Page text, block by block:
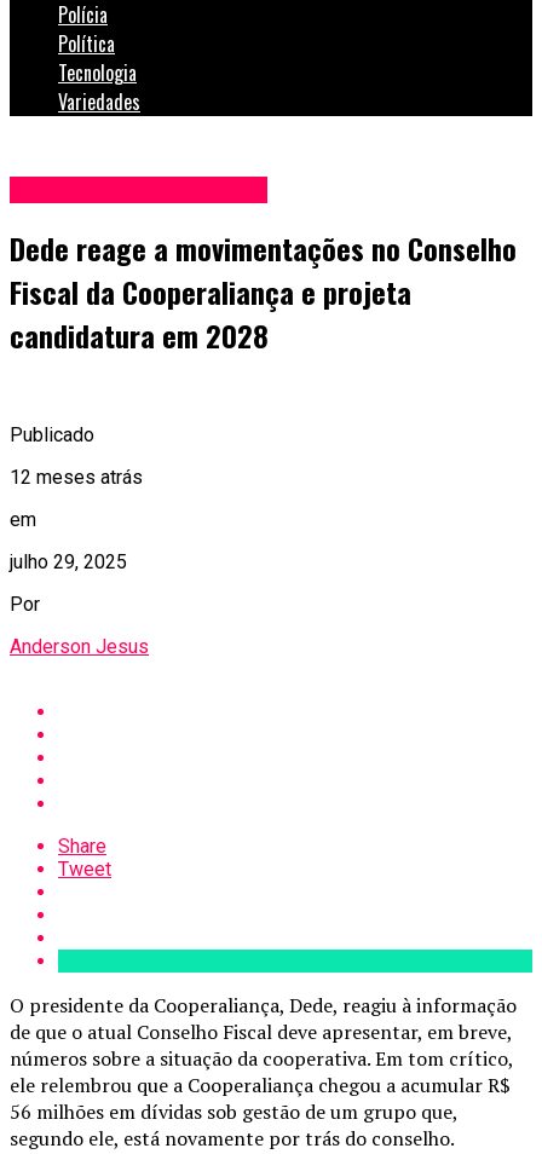
Polícia
Política
Tecnologia
Variedades
Dede reage a movimentações no Conselho
Fiscal da Cooperaliança e projeta
candidatura em 2028
Publicado
12 meses atrás
em
julho 29, 2025
Por
Anderson Jesus
Share
Tweet
O presidente da Cooperaliança, Dede, reagiu à informação
de que o atual Conselho Fiscal deve apresentar, em breve,
números sobre a situação da cooperativa. Em tom crítico,
ele relembrou que a Cooperaliança chegou a acumular R$
56 milhões em dívidas sob gestão de um grupo que,
segundo ele, está novamente por trás do conselho.